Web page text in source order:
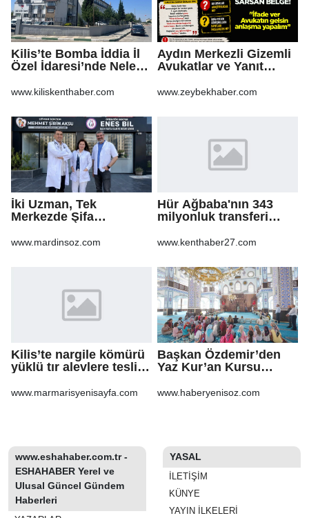
Kilis’te Bomba İddia İl
Özel İdaresi’nde Neler
www.kiliskenthaber.com
Aydın Merkezli Gizemli
Avukatlar ve Yanıt
www.zeybekhaber.com
İki Uzman, Tek
Merkezde Şifa
www.mardinsoz.com
Hür Ağbaba'nın 343
milyonluk transferi
Ağbaba'ya milyonlar
www.kenthaber27.com
Kilis’te nargile kömürü
yüklü tır alevlere teslim
www.marmarisyenisayfa.com
Başkan Özdemir’den
Yaz Kur’an Kursu
www.haberyenisoz.com
www.eshahaber.com.tr -
ESHAHABER Yerel ve
Ulusal Güncel Gündem
Haberleri
YASAL
İLETIŞIM
KÜNYE
YAYIN İLKELERI